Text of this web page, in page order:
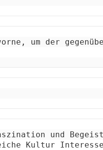
um der
und
Kultur